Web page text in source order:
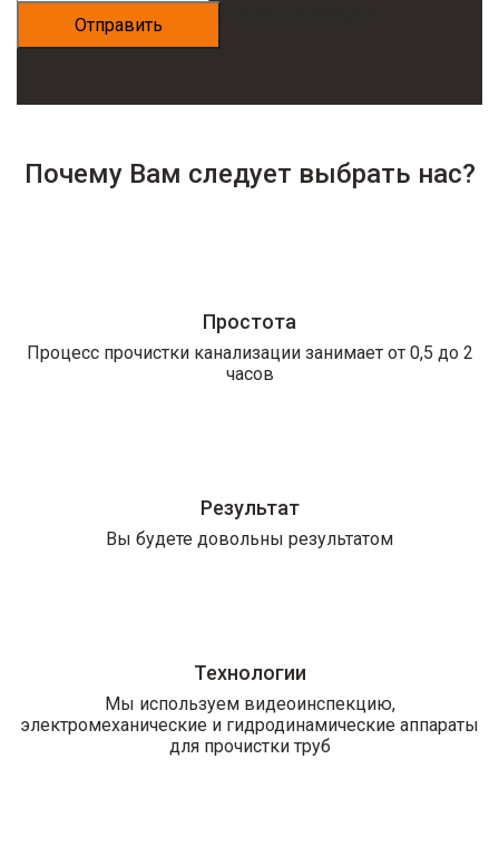
Почему Вам следует выбрать нас?
Простота
Процесс прочистки канализации занимает от 0,5 до 2
часов
Результат
Вы будете довольны результатом
Технологии
Мы используем видеоинспекцию,
электромеханические и гидродинамические аппараты
для прочистки труб